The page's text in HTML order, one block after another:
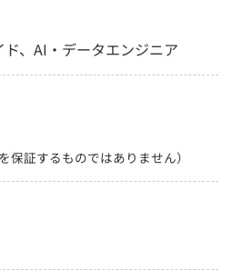
、AI・データエンジニア
保証するものではありません）